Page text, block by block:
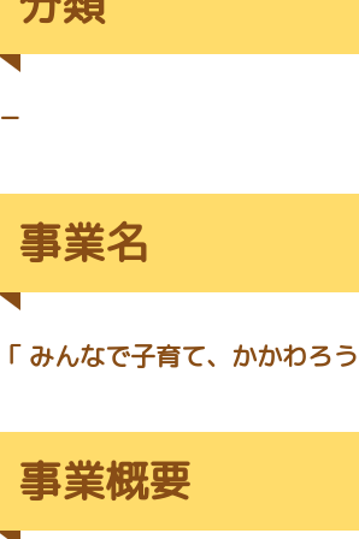
－
事業名
「 みんなで子育て、かかわろ
事業概要